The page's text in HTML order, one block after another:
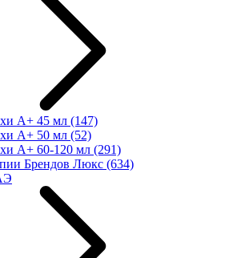
А+ 45 мл (147)
А+ 50 мл (52)
А+ 60-120 мл (291)
Брендов Люкс (634)